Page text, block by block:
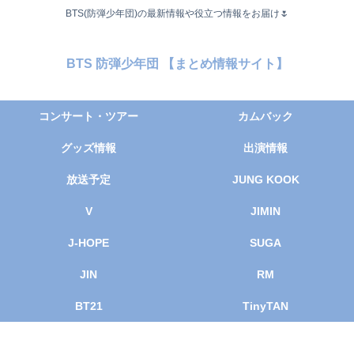
BTS(防弾少年団)の最新情報や役立つ情報をお届け🌷
BTS 防弾少年団 【まとめ情報サイト】
コンサート・ツアー カムバック
グッズ情報 出演情報
放送予定 JUNG KOOK
V JIMIN
J-HOPE SUGA
JIN RM
BT21 TinyTAN